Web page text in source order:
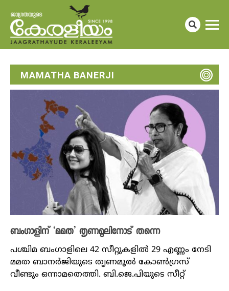
MAMATHA BANERJI
ബം​ഗാളിന് ‘മമത’ തൃണമൂലിനോട് തന്നെ
പശ്ചിമ ബം​ഗാളിലെ 42 സീറ്റുകളിൽ 29 എണ്ണം നേടി
മമത ബാനർജിയുടെ തൃണമൂൽ കോൺ​ഗ്രസ്
വീണ്ടും ഒന്നാമതെത്തി. ബി.ജെ.പിയുടെ സീറ്റ്